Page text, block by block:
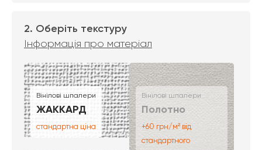
2. Оберіть текстуру
Інформація про матеріал
Вінілові шпалери
ЖАККАРД
стандартна ціна
Вінілові шпалери
Полотно
+60 грн/м² від
стандартного